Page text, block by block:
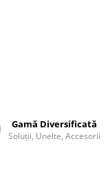
Gamă Diversificată
Soluţii, Unelte, Accesorii